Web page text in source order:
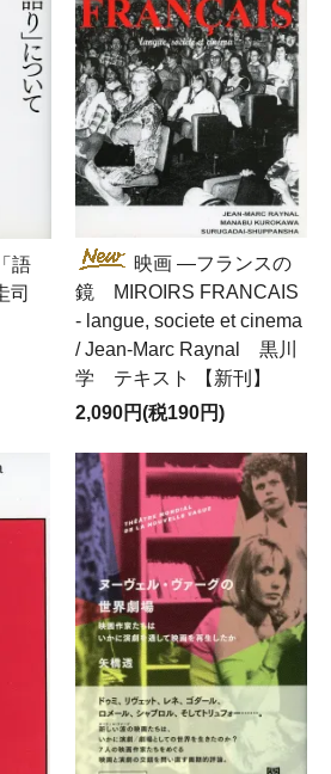
語
司
映画 ―フランスの
鏡 MIROIRS FRANCAIS
- langue, societe et cinema
/ Jean-Marc Raynal 黒川
学 テキスト 【新刊】
2,090円(税190円)